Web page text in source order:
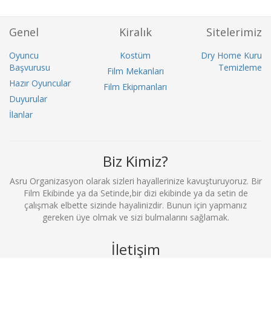
Genel
Oyuncu
Başvurusu
Hazır Oyuncular
Duyurular
İlanlar
Kiralık
Kostüm
Film Mekanları
Film Ekipmanları
Sitelerimiz
Dry Home Kuru
Temizleme
Biz Kimiz?
Asru Organizasyon olarak sizleri hayallerinize kavuşturuyoruz. Bir
Film Ekibinde ya da Setinde,bir dizi ekibinde ya da setin de
çalışmak elbette sizinde hayalinizdir. Bunun için yapmanız
gereken üye olmak ve sizi bulmalarını sağlamak.
İletişim